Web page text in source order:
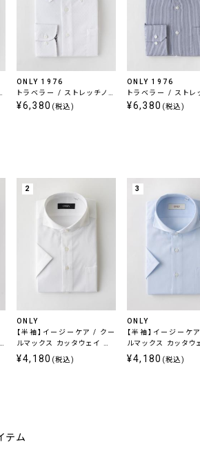
ONLY 1976
トラベラー / ストレッチノン
アイロン ボタンダウン
¥6,380 (税込)
ONLY 1976
トラベラー / ストレ
アイロン ワイドカラ
¥6,380 (税込)
2
ONLY
【半袖】イージーケア / クー
ルマックス カッタウェイ ス
ナップボタン付き
¥4,180 (税込)
3
ONLY
【半袖】イージーケ
ルマックス カッタウ
ナップボタン付き
¥4,180 (税込)
テム